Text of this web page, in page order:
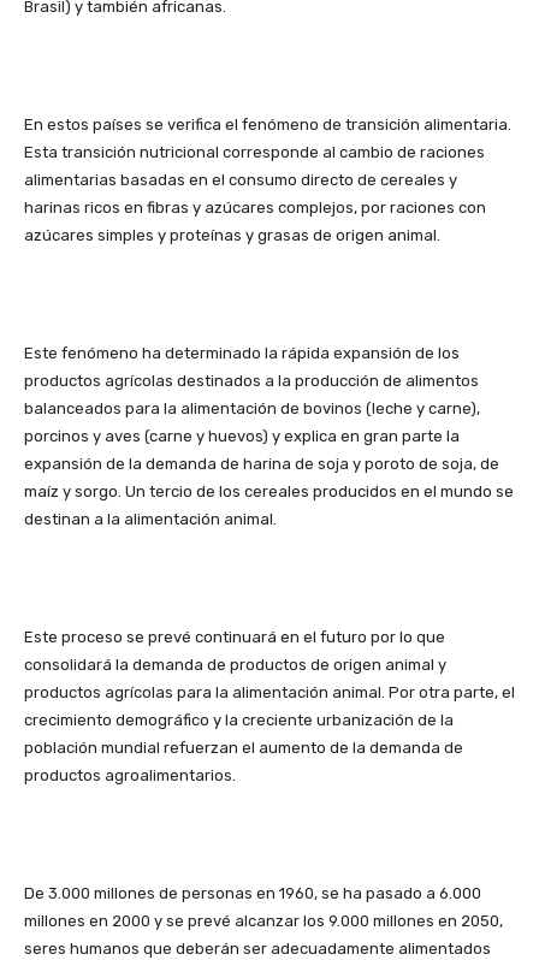
Brasil) y también africanas.
En estos países se verifica el fenómeno de transición alimentaria.
Esta transición nutricional corresponde al cambio de raciones
alimentarias basadas en el consumo directo de cereales y
harinas ricos en fibras y azúcares complejos, por raciones con
azúcares simples y proteínas y grasas de origen animal.
Este fenómeno ha determinado la rápida expansión de los
productos agrícolas destinados a la producción de alimentos
balanceados para la alimentación de bovinos (leche y carne),
porcinos y aves (carne y huevos) y explica en gran parte la
expansión de la demanda de harina de soja y poroto de soja, de
maíz y sorgo. Un tercio de los cereales producidos en el mundo se
destinan a la alimentación animal.
Este proceso se prevé continuará en el futuro por lo que
consolidará la demanda de productos de origen animal y
productos agrícolas para la alimentación animal. Por otra parte, el
crecimiento demográfico y la creciente urbanización de la
población mundial refuerzan el aumento de la demanda de
productos agroalimentarios.
De 3.000 millones de personas en 1960, se ha pasado a 6.000
millones en 2000 y se prevé alcanzar los 9.000 millones en 2050,
seres humanos que deberán ser adecuadamente alimentados